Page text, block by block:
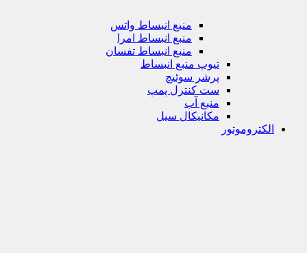
منبع انبساط واتس
منبع انبساط امرا
منبع انبساط تفسان
تیوپ منبع انبساط
پرشر سوئیچ
ست کنترل پمپ
منبع آب
مکانیکال سیل
الکتروموتور